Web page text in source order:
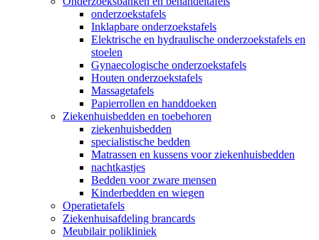
onderzoekstafels
Inklapbare onderzoekstafels
Elektrische en hydraulische onderzoekstafels en
stoelen
Gynaecologische onderzoekstafels
Houten onderzoekstafels
Massagetafels
Papierrollen en handdoeken
Ziekenhuisbedden en toebehoren
ziekenhuisbedden
specialistische bedden
Matrassen en kussens voor ziekenhuisbedden
nachtkastjes
Bedden voor zware mensen
Kinderbedden en wiegen
Operatietafels
Ziekenhuisafdeling brancards
Meubilair polikliniek